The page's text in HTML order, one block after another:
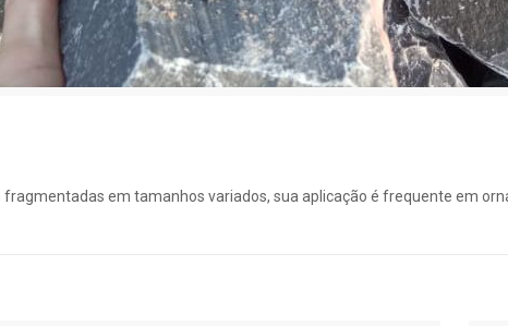
em tamanhos variados, sua aplicação é frequente em